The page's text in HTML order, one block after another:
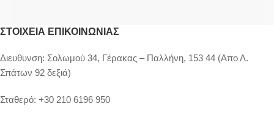
ΣΤΟΙΧΕΊΑ ΕΠΙΚΟΙΝΩΝΊΑΣ
Διευθυνση: Σολωμού 34, Γέρακας – Παλλήνη, 153 44 (Απο Λ.
Σπάτων 92 δεξιά)
Σταθερό: +30 210 6196 950